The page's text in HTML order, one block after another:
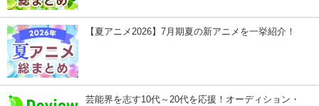
【夏アニメ2026】7月期夏の新アニメを一挙紹介！
芸能界を志す10代～20代を応援！オーディション・